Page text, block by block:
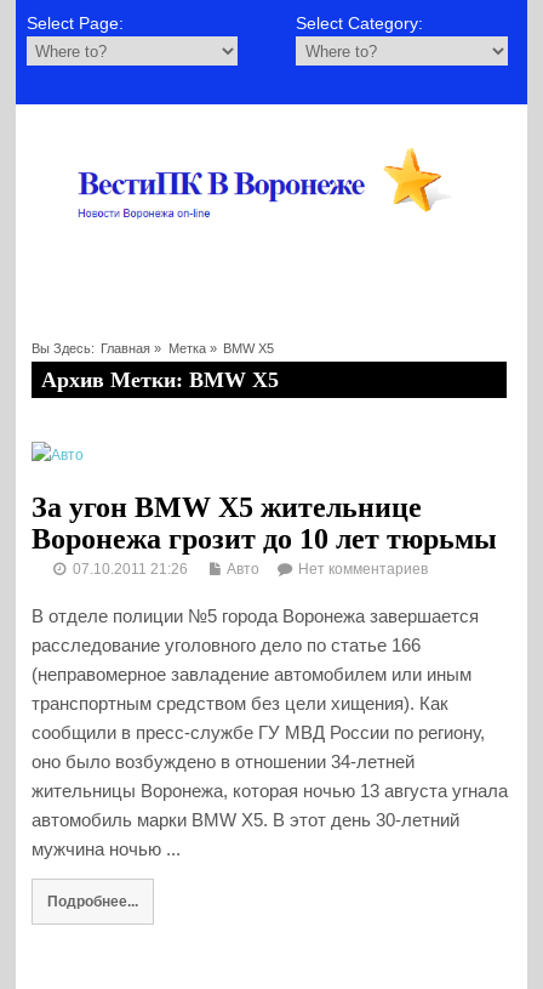
Select Page: Select Category:
Вы Здесь: Главная » Метка » BМW X5
Архив Метки: BМW X5
За угон BМW X5 жительнице
Воронежа грозит до 10 лет тюрьмы
07.10.2011 21:26 Авто Нет комментариев
В отделе полиции №5 города Воронежа завершается
расследование уголовного дело по статье 166
(неправомерное завладение автомобилем или иным
транспортным средством без цели хищения). Как
сообщили в пресс-службе ГУ МВД России по региону,
оно было возбуждено в отношении 34-летней
жительницы Воронежа, которая ночью 13 августа угнала
автомобиль марки BМW X5. В этот день 30-летний
мужчина ночью ...
Подробнее...